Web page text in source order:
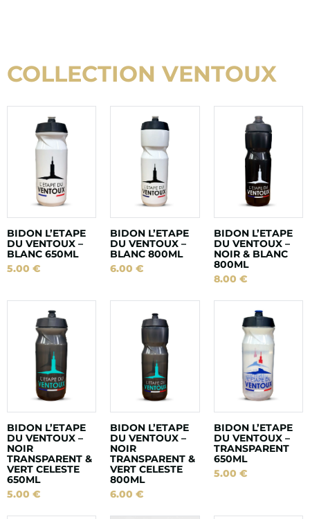
COLLECTION VENTOUX
BIDON L’ETAPE
DU VENTOUX –
BLANC 650ML
5.00 €
BIDON L’ETAPE
DU VENTOUX –
BLANC 800ML
6.00€
BIDON L’ETAPE
DU VENTOUX –
NOIR & BLANC
800ML
8.00 €
BIDON L’ETAPE
DU VENTOUX –
NOIR
TRANSPARENT &
VERT CELESTE
650ML
5.00 €
BIDON L’ETAPE
DU VENTOUX –
NOIR
TRANSPARENT &
VERT CELESTE
800ML
6.00€
BIDON L’ETAPE
DU VENTOUX –
TRANSPARENT
650ML
5.00 €